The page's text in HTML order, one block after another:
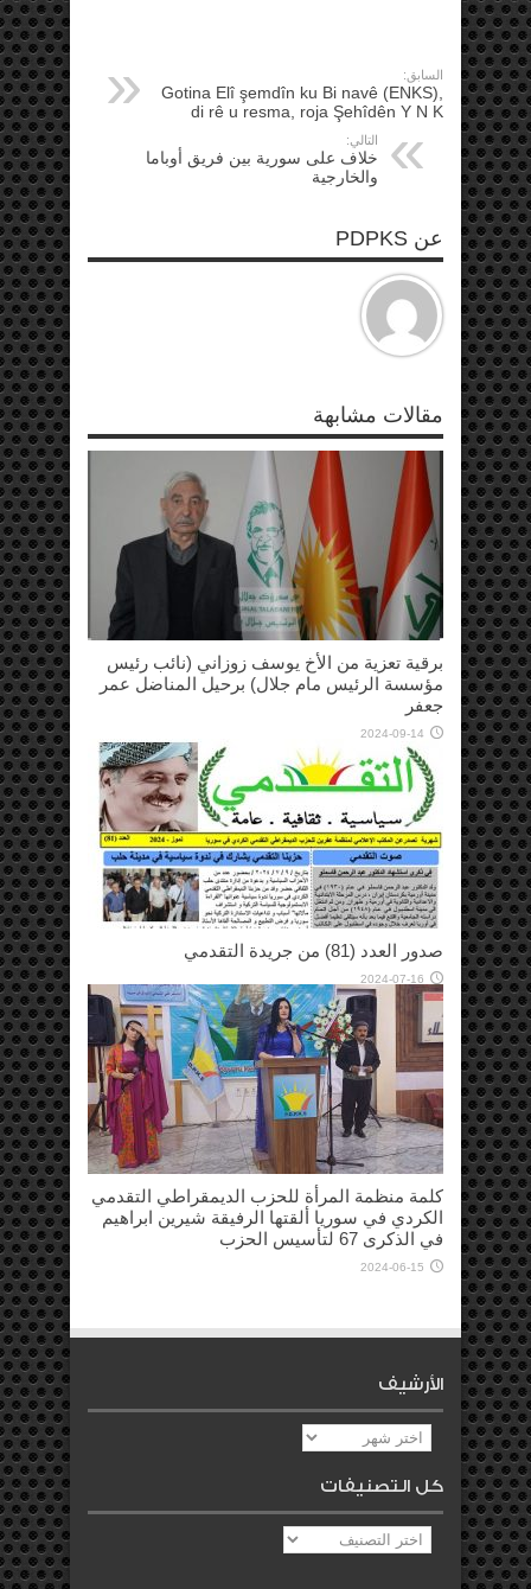
السابق:
Gotina Elî şemdîn ku Bi navê (ENKS),
di rê u resma, roja Şehîdên Y N K
التالي:
خلاف على سورية بين فريق أوباما
والخارجية
عن PDPKS
مقالات مشابهة
برقية تعزية من الأخ يوسف زوزاني (نائب رئيس
مؤسسة الرئيس مام جلال) برحيل المناضل عمر
جعفر
2024-09-14
صدور العدد (81) من جريدة التقدمي
2024-07-16
كلمة منظمة المرأة للحزب الديمقراطي التقدمي
الكردي في سوريا ألقتها الرفيقة شيرين ابراهيم
في الذكرى 67 لتأسيس الحزب
2024-06-15
الأرشيف
الأرشيف
كل التصنيفات
كل
التصنيفات